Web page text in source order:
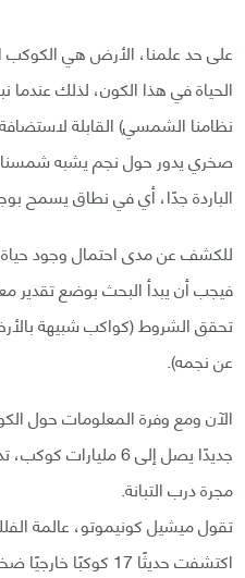
على حد علمنا، الأرض هي الكوكب
الحياة في هذا الكون، لذلك عندما
نظامنا الشمسي) القابلة
صخري يدور حول نجم يشبه شمسنا
الباردة جدًا، أي في نطاق يسمح
للكشف عن مدى احتمال وجود حياة
فيجب أن يبدأ البحث بوضع تقدير
تحقق الشروط (كواكب شبيهة
عن نجمه).
الآن ومع وفرة المعلومات حول
جديدًا يصل إلى 6
مجرة درب التبانة.
تقول ميشيل كونيموتو، عالمة
اكتشفت حديثًا 17